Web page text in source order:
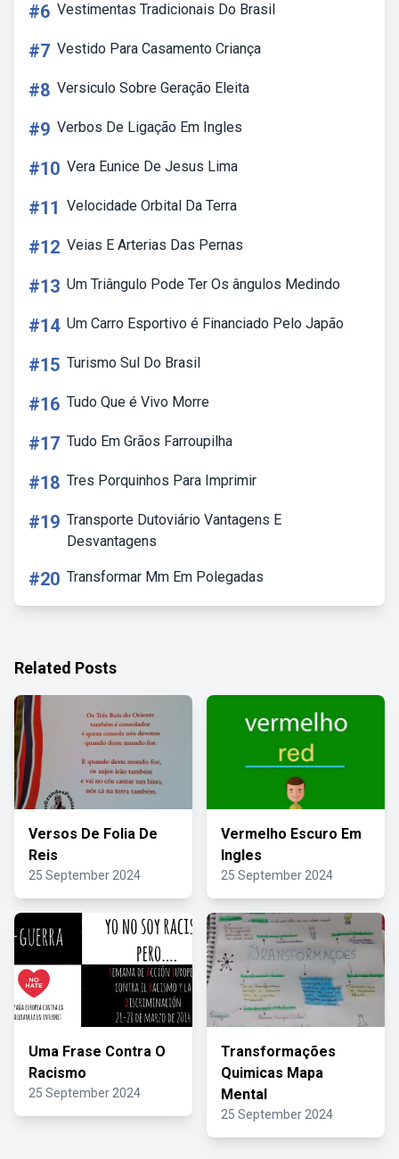
#6 Vestimentas Tradicionais Do Brasil
#7 Vestido Para Casamento Criança
#8 Versiculo Sobre Geração Eleita
#9 Verbos De Ligação Em Ingles
#10 Vera Eunice De Jesus Lima
#11 Velocidade Orbital Da Terra
#12 Veias E Arterias Das Pernas
#13 Um Triângulo Pode Ter Os ângulos Medindo
#14 Um Carro Esportivo é Financiado Pelo Japão
#15 Turismo Sul Do Brasil
#16 Tudo Que é Vivo Morre
#17 Tudo Em Grãos Farroupilha
#18 Tres Porquinhos Para Imprimir
#19 Transporte Dutoviário Vantagens E
Desvantagens
#20 Transformar Mm Em Polegadas
Related Posts
Versos De Folia De
Reis
25 September 2024
Vermelho Escuro Em
Ingles
25 September 2024
Uma Frase Contra O
Racismo
25 September 2024
Transformações
Quimicas Mapa
Mental
25 September 2024